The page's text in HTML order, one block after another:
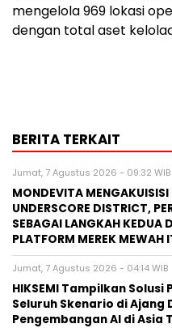
mengelola 969 lokasi
dengan total aset
BERITA TERKAIT
Jumat, 7 Agustus 2026 - 09:32 WIB
MONDEVITA
UNDERSCORE DISTRICT,
SEBAGAI LANGKAH KEDUA
PLATFORM MEREK MEWAH
Jumat, 7 Agustus 2026 - 04:14 WIB
HIKSEMI Tampilkan
Seluruh Skenario di Ajang
Pengembangan AI di Asia